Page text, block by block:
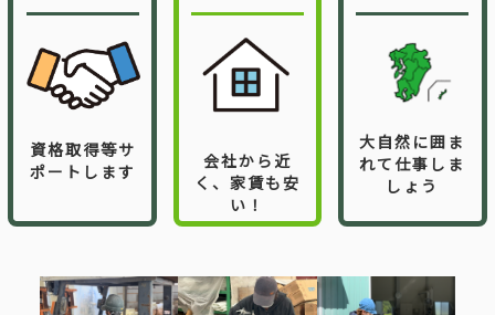
資格取得等サ
ポートします
会社から近
く、家賃も安
い！
大自然に囲ま
れて仕事しま
しょう